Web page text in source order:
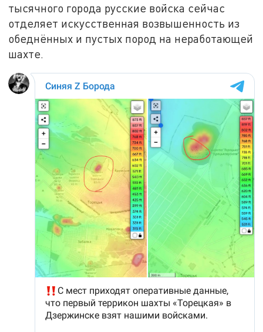
тысячного города русские войска сейчас
отделяет искусственная возвышенность из
обеднённых и пустых пород на неработающей
шахте.